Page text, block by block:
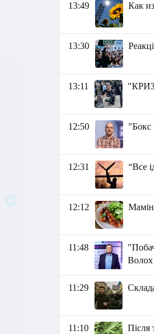
13:49 Как
13:30
13:11
12:50
12:31 “Все
12:12
11:48
Волох
11:29
11:10 Після